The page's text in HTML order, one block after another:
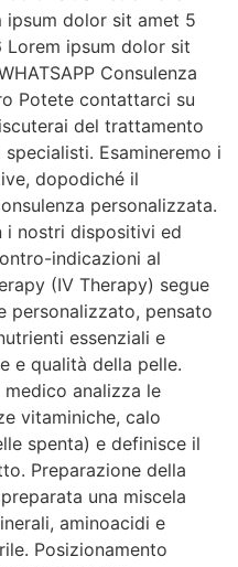
ipsum dolor sit amet 5
ipsum dolor sit
Consulenza
Potete contattarci su
del trattamento
Esamineremo i
dopodiché il
personalizzata.
i nostri dispositivi ed
indicazioni al
(IV Therapy) segue
personalizzato, pensato
essenziali e
e qualità della pelle.
analizza le
vitaminiche, calo
spenta) e definisce il
Preparazione della
una miscela
aminoacidi e
Posizionamento